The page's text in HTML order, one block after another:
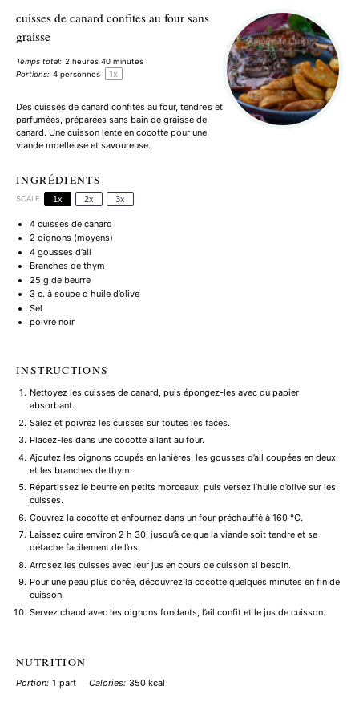
cuisses de canard confites au four sans
graisse
Temps total: 2 heures 40 minutes
Portions: 4 personnes 1x
Des cuisses de canard confites au four, tendres et
parfumées, préparées sans bain de graisse de
canard. Une cuisson lente en cocotte pour une
viande moelleuse et savoureuse.
INGRÉDIENTS
SCALE 1x 2x 3x
4cuisses de canard
2 oignons (moyens)
4gousses d’ail
Branches de thym
25 g de beurre
3c. à soupe d huile d’olive
Sel
poivre noir
INSTRUCTIONS
Nettoyez les cuisses de canard, puis épongez-les avec du papier
absorbant.
Salez et poivrez les cuisses sur toutes les faces.
Placez-les dans une cocotte allant au four.
Ajoutez les oignons coupés en lanières, les gousses d’ail coupées en deux
et les branches de thym.
Répartissez le beurre en petits morceaux, puis versez l’huile d’olive sur les
cuisses.
Couvrez la cocotte et enfournez dans un four préchauffé à 160 °C.
Laissez cuire environ 2 h 30, jusqu’à ce que la viande soit tendre et se
détache facilement de l’os.
Arrosez les cuisses avec leur jus en cours de cuisson si besoin.
Pour une peau plus dorée, découvrez la cocotte quelques minutes en fin de
cuisson.
Servez chaud avec les oignons fondants, l’ail confit et le jus de cuisson.
NUTRITION
Portion: 1 part Calories: 350 kcal